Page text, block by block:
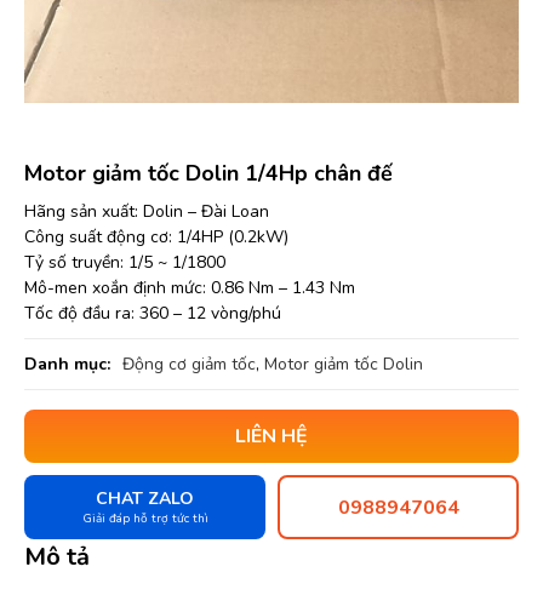
Motor giảm tốc Dolin 1/4Hp chân đế
Hãng sản xuất: Dolin – Đài Loan
Công suất động cơ: 1/4HP (0.2kW)
Tỷ số truyền: 1/5 ~ 1/1800
Mô-men xoắn định mức: 0.86 Nm – 1.43 Nm
Tốc độ đầu ra: 360 – 12 vòng/phú
Danh mục: Động cơ giảm tốc, Motor giảm tốc Dolin
LIÊN HỆ
CHAT ZALO
Giải đáp hỗ trợ tức thì 0988947064
Mô tả